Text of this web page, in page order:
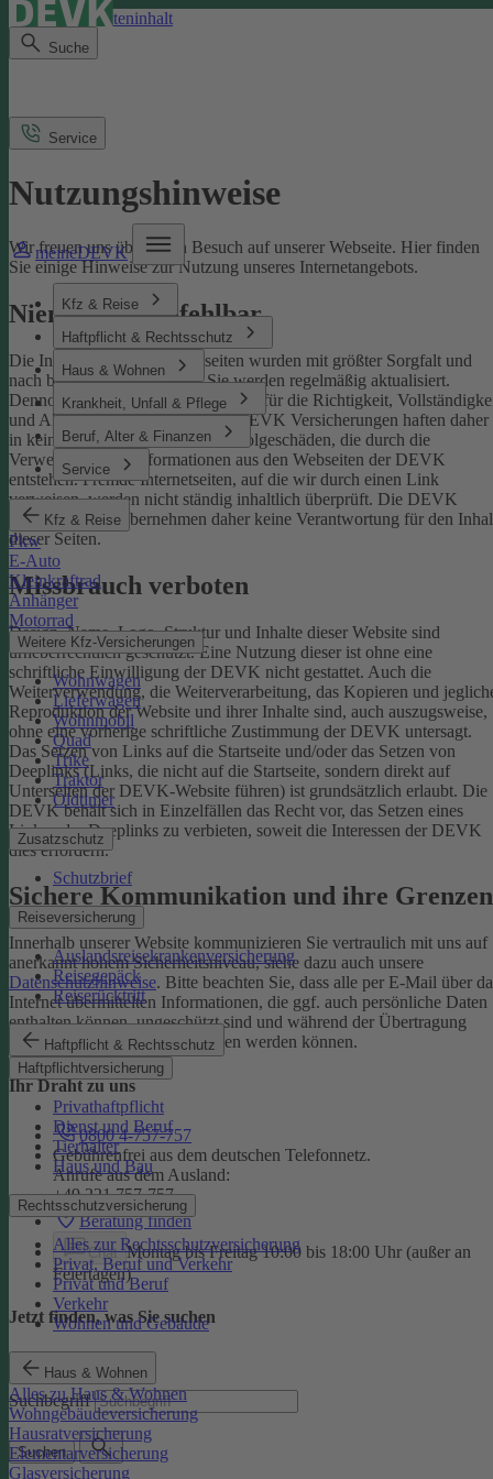
Direkt zum Seiteninhalt
Suche
meineDEVK
Kfz & Reise
Haftpflicht & Rechtsschutz
Haus & Wohnen
Krankheit, Unfall & Pflege
Beruf, Alter & Finanzen
Service
Kfz & Reise
Pkw
E-Auto
Kleinkraftrad
Anhänger
Motorrad
Weitere Kfz-Versicherungen
Wohnwagen
Lieferwagen
Wohnmobil
Quad
Trike
Traktor
Oldtimer
Zusatzschutz
Schutzbrief
Reiseversicherung
Auslandsreisekrankenversicherung
Reisegepäck
Reiserücktritt
Haftpflicht & Rechtsschutz
Haftpflichtversicherung
Privathaftpflicht
Dienst und Beruf
Tierhalter
Haus und Bau
Rechtsschutzversicherung
Alles zur Rechtsschutzversicherung
Privat, Beruf und Verkehr
Privat und Beruf
Verkehr
Wohnen und Gebäude
Haus & Wohnen
Alles zu Haus & Wohnen
Wohngebäudeversicherung
Hausratversicherung
Elementarversicherung
Glasversicherung
Service
Nutzungshinweise
Wir freuen uns über Ihren Besuch auf unserer Webseite. Hier finden
Sie einige Hinweise zur Nutzung unseres Internetangebots.
Niemand ist unfehlbar
Die Inhalte der DEVK-Webseiten wurden mit größter Sorgfalt und
nach bestem Wissen erstellt. Sie werden regelmäßig aktualisiert.
Dennoch können wir keine Gewähr für die Richtigkeit,
und Aktualität übernehmen. Die DEVK Versicherungen haften daher
in keinem Fall für Schäden oder Folgeschäden, die durch die
Verwendung von Informationen aus den Webseiten der DEVK
entstehen. Fremde Internetseiten, auf die wir durch einen Link
verweisen, werden nicht ständig inhaltlich überprüft. Die DEVK
Versicherungen übernehmen daher keine Verantwortung für den
dieser Seiten.
Missbrauch verboten
Design, Name, Logo, Struktur und Inhalte dieser Website sind
urheberrechtlich geschützt. Eine Nutzung dieser ist ohne eine
schriftliche Einwilligung der DEVK nicht gestattet. Auch die
Weiterverwendung, die Weiterverarbeitung, das Kopieren und
Reproduktion der Website und ihrer Inhalte sind, auch auszugsweise,
ohne eine vorherige schriftliche Zustimmung der DEVK untersagt.
Das Setzen von Links auf die Startseite und/oder das Setzen von
Deeplinks (Links, die nicht auf die Startseite, sondern direkt auf
Unterseiten der DEVK-Website führen) ist grundsätzlich erlaubt. Die
DEVK behält sich in Einzelfällen das Recht vor, das Setzen eines
Links oder Deeplinks zu verbieten, soweit die Interessen der DEVK
dies erfordern.
Sichere Kommunikation und ihre Grenzen
Innerhalb unserer Website kommunizieren Sie vertraulich mit uns auf
anerkannt hohem Sicherheitsniveau, siehe dazu auch unsere
Datenschutzhinweise. Bitte beachten Sie, dass alle per E-Mail über
Internet übermittelten Informationen, die ggf. auch persönliche Daten
enthalten können, ungeschützt sind und während der Übertragung
potenziell von Dritten eingesehen werden können.
Ihr Draht zu uns
0800 4-757-757
Gebührenfrei aus dem deutschen Telefonnetz.
Anrufe aus dem Ausland:
+49 221 757-757
Beratung finden
Chat Montag bis Freitag 10:00 bis 18:00 Uhr (außer an
Feiertagen)
Jetzt finden, was Sie suchen
Suchbegriff
Suchen